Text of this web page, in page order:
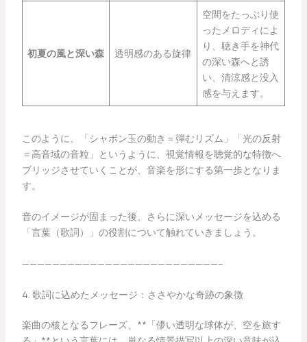
初夏の風と深い森 透明感のある旋律
空間をたっぷり使
ったメロディによ
り、聴き手を神代
の深い森へと誘
い、清涼感と没入
感を与えます。
このように、「シャボン玉の動き＝弾むリズム」「光の反射
＝高音域の音粒」というように、視覚情報を聴覚的な特徴へ
ブリッジさせていくことが、音楽を形にする第一歩となりま
す。
音のイメージが固まった後、さらに深いメッセージを込める
「言葉（歌詞）」の役割について触れていきましょう。
——————————————————————————–
4. 歌詞に込めたメッセージ：ささやかな奇跡の象徴
楽曲の核となるフレーズ、**「儚い透明な球体が、空を旅す